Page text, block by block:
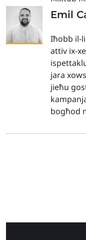
Emil
Iħobb il-
attiv ix-
jara
jieħu
bogħod